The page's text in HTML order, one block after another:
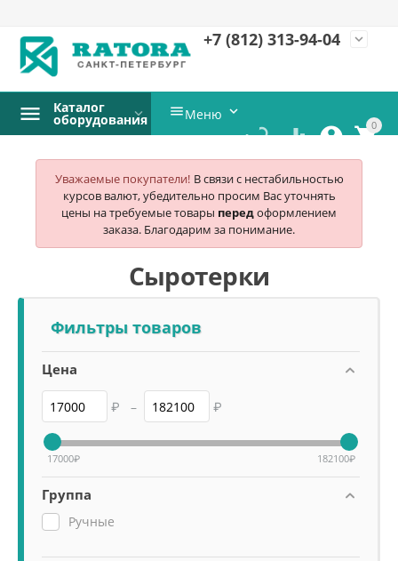
+7 (812) 313-94-04 expand_more
0


 
Каталог
оборудования Меню 
Уважаемые покупатели! В связи с нестабильностью
курсов валют, убедительно просим Вас уточнять
цены на требуемые товары передоформлением
заказа. Благодарим за понимание.
Сыротерки
Фильтры товаров
Цена
₽ – ₽
17000₽ 182100₽
Группа
Ручные